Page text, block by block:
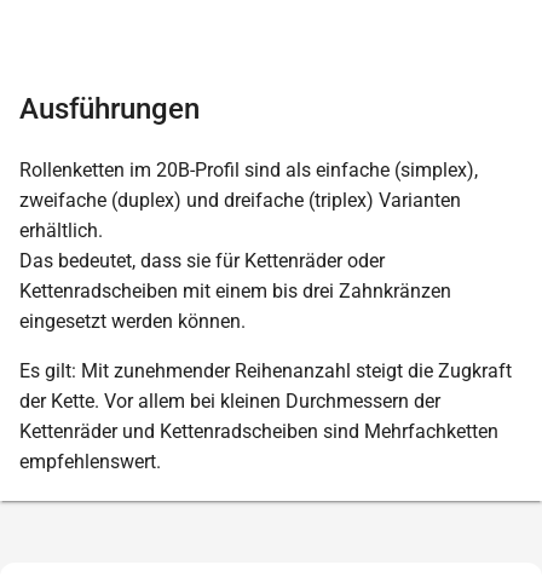
Ausführungen
Rollenketten im 20B-Profil sind als einfache (simplex),
zweifache (duplex) und dreifache (triplex) Varianten
erhältlich.
Das bedeutet, dass sie für Kettenräder oder
Kettenradscheiben mit einem bis drei Zahnkränzen
eingesetzt werden können.
Es gilt: Mit zunehmender Reihenanzahl steigt die Zugkraft
der Kette. Vor allem bei kleinen Durchmessern der
Kettenräder und Kettenradscheiben sind Mehrfachketten
empfehlenswert.